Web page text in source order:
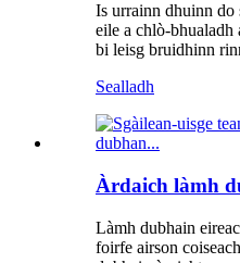
Is urrainn dhuinn do
eile a chlò-bhualadh
bi leisg bruidhinn
Sealladh
Àrdaich làmh
Làmh dubhain
foirfe airson